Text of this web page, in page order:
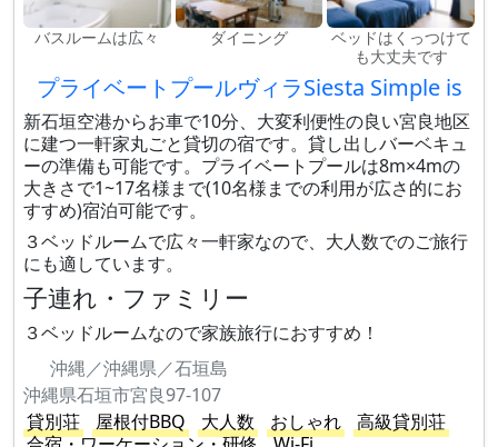
バスルームは広々 ダイニング
ベッドはくっつけて
も大丈夫です
プライベートプールヴィラSiesta Simple is
新石垣空港からお車で10分、大変利便性の良い宮良地区
に建つ一軒家丸ごと貸切の宿です。貸し出しバーベキュ
ーの準備も可能です。プライベートプールは8m×4mの
大きさで1~17名様まで(10名様までの利用が広さ的にお
すすめ)宿泊可能です。
３ベッドルームで広々一軒家なので、大人数でのご旅行
にも適しています。
子連れ・ファミリー
３ベッドルームなので家族旅行におすすめ！
沖縄／沖縄県／石垣島
沖縄県石垣市宮良97-107
貸別荘
屋根付BBQ 大人数 おしゃれ
高級貸別荘